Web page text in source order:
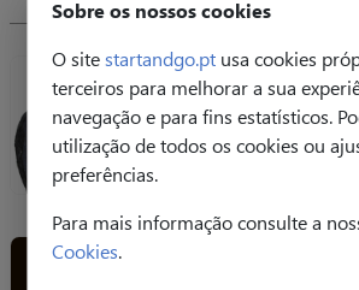
Sobre os nossos cookies
O sitestartandgo.pt usa cookies
terceiros para melhorar a sua
navegação e para fins estatísticos.
utilização de todos os cookies ou
preferências.
Para mais informação consulte a
Cookies.
Estrategia
Os Beatles
- gestão,